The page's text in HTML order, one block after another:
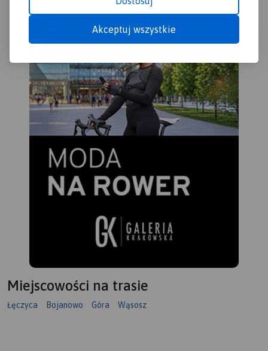
Akceptuj wszystkie
Miejscowości na trasie
Łęczyca Bojanowo Góra Wąsosz